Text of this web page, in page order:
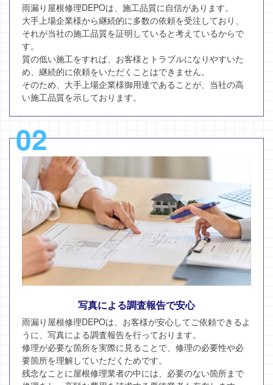
雨漏り屋根修理DEPOは、施工品質に自信があります。
大手上場企業様から継続的に多数の依頼を受注しており、
それが当社の施工品質を証明していると考えているからで
す。
質の低い施工をすれば、お客様とトラブルになりやすいた
め、継続的に依頼をいただくことはできません。
そのため、大手上場企業様御用達であることが、当社の高
い施工品質を示しております。
02
写真による調査報告で安心
雨漏り屋根修理DEPOは、お客様が安心してご依頼できるよ
うに、写真による調査報告を行っております。
修理が必要な箇所を実際に見ることで、修理の必要性や必
要箇所を理解していただくためです。
残念なことに屋根修理業者の中には、必要のない箇所まで